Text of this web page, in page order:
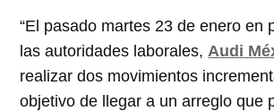
“El pasado martes 23 de enero en
las autoridades laborales, Audi
realizar dos movimientos
objetivo de llegar a un arreglo que